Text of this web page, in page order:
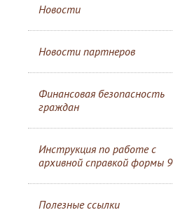
Новости
Новости партнеров
Финансовая безопасность
граждан
Инструкция по работе с
архивной справкой формы 9
Полезные ссылки